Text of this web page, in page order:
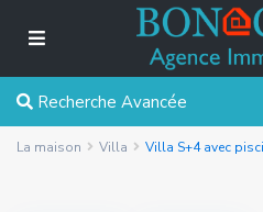
Recherche Avancée
La maison Villa Villa S+4 avec